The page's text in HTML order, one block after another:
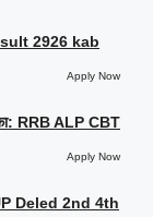
2926 kab
Apply Now
RRB ALP CBT
Apply Now
Deled 2nd 4th